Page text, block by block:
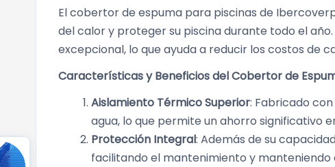
El cobertor de espuma para piscinas de
del calor y proteger su piscina durante todo el
excepcional, lo que ayuda a reducir los costos de
Características y Beneficios del Cobertor de
Aislamiento Térmico Superior: Fabricado
agua, lo que permite un ahorro significativo
Protección Integral: Además de su
facilitando el mantenimiento y manteniendo